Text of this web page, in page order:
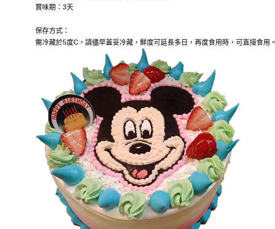
賞味期：3天
保存方式：
需冷藏於5度C，請儘早蓋妥冷藏，鮮度可延長多日，再度食用時，可直接食用。